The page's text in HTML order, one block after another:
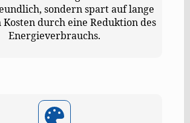
sondern spart auf lange
Kosten durch eine Reduktion des
Energieverbrauchs.